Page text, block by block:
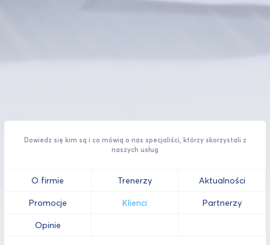
Dowiedz się kim są i co mówią o nas specjaliści, którzy skorzystali z
naszych usług
O firmie Trenerzy Aktualności
Promocje Klienci Partnerzy
Opinie